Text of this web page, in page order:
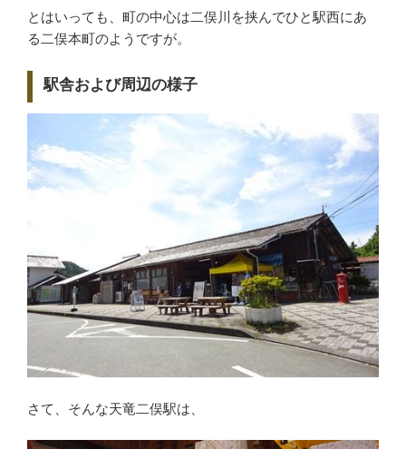
とはいっても、町の中心は二俣川を挟んでひと駅西にあ
る二俣本町のようですが。
駅舎および周辺の様子
さて、そんな天竜二俣駅は、